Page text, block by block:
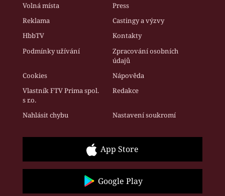
Volná místa
Press
Reklama
Castingy a výzvy
HbbTV
Kontakty
Podmínky užívání
Zpracování osobních
údajů
Cookies
Nápověda
Vlastník FTV Prima spol.
s r.o.
Redakce
Nahlásit chybu Nastavení soukromí
App Store
Google Play